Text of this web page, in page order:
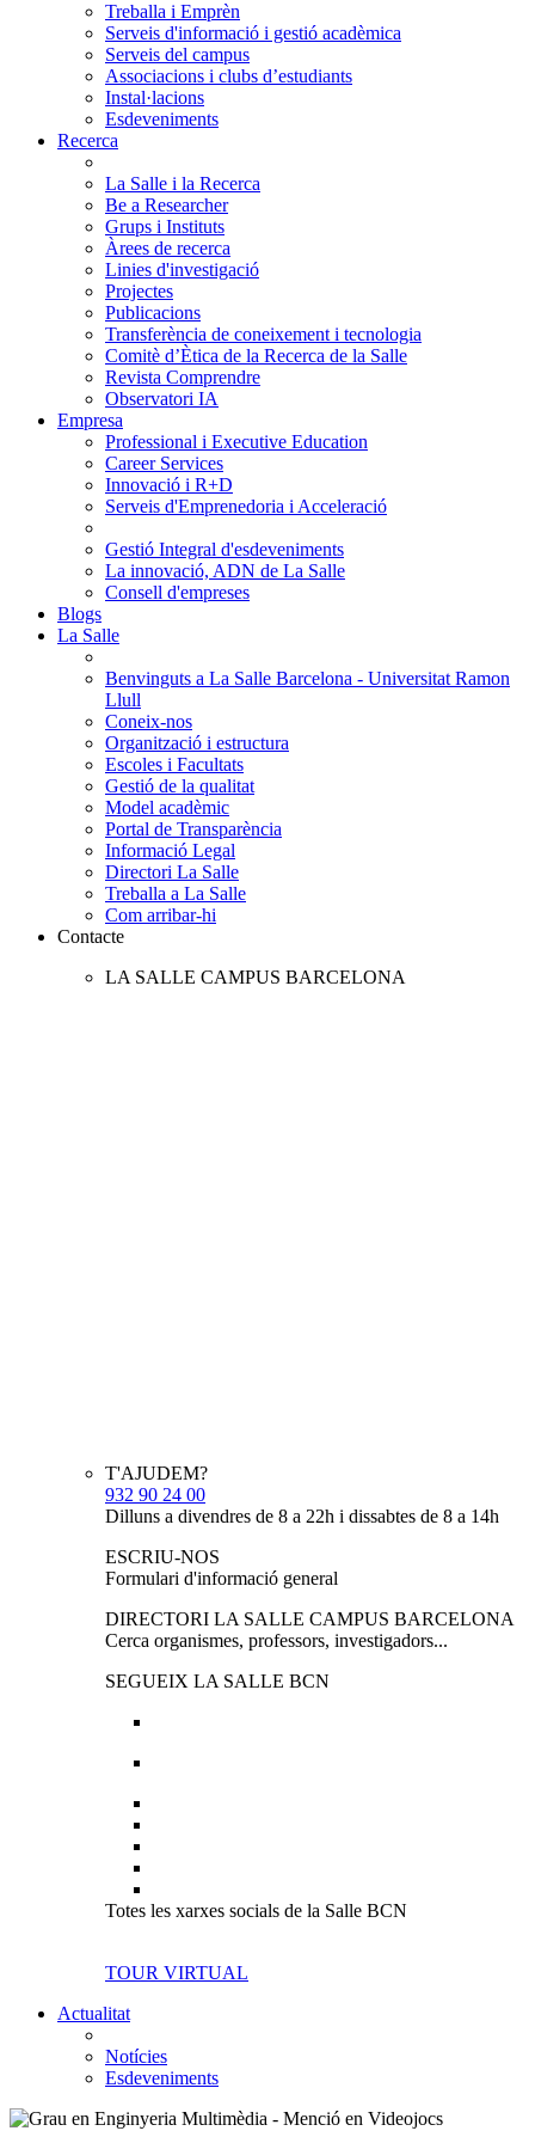
Treballa i Emprèn
Serveis d'informació i gestió acadèmica
Serveis del campus
Associacions i clubs d’estudiants
Instal·lacions
Esdeveniments
Recerca
La Salle i la Recerca
Be a Researcher
Grups i Instituts
Àrees de recerca
Linies d'investigació
Projectes
Publicacions
Transferència de coneixement i tecnologia
Comitè d’Ètica de la Recerca de la Salle
Revista Comprendre
Observatori IA
Empresa
Professional i Executive Education
Career Services
Innovació i R+D
Serveis d'Emprenedoria i Acceleració
Gestió Integral d'esdeveniments
La innovació, ADN de La Salle
Consell d'empreses
Blogs
La Salle
Benvinguts a La Salle Barcelona - Universitat Ramon
Llull
Coneix-nos
Organització i estructura
Escoles i Facultats
Gestió de la qualitat
Model acadèmic
Portal de Transparència
Informació Legal
Directori La Salle
Treballa a La Salle
Com arribar-hi
Contacte
LA SALLE CAMPUS BARCELONA
T'AJUDEM?
932 90 24 00
Dilluns a divendres de 8 a 22h i dissabtes de 8 a 14h
ESCRIU-NOS
Formulari d'informació general
DIRECTORI LA SALLE CAMPUS BARCELONA
Cerca organismes, professors, investigadors...
SEGUEIX LA SALLE BCN
Totes les xarxes socials de la Salle BCN
TOUR VIRTUAL
Actualitat
Notícies
Esdeveniments